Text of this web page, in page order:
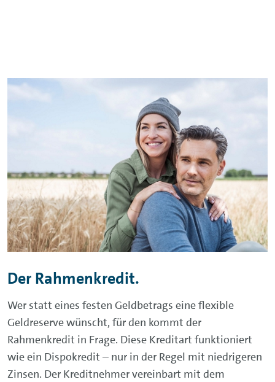
Der Rahmenkredit.
Wer statt eines festen Geldbetrags eine flexible
Geldreserve wünscht, für den kommt der
Rahmenkredit in Frage. Diese Kreditart funktioniert
wie ein Dispokredit – nur in der Regel mit niedrigeren
Zinsen. Der Kreditnehmer vereinbart mit dem